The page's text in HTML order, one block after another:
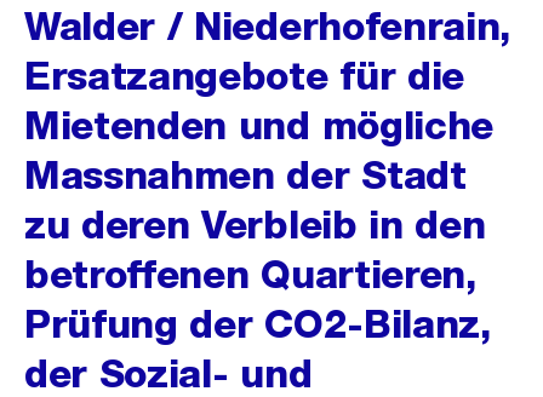
Walder / Niederhofenrain,
Ersatzangebote für die
Mietenden und mögliche
Massnahmen der Stadt
zu deren Verbleib in den
betroffenen Quartieren,
Prüfung der CO2-Bilanz,
der Sozial- und